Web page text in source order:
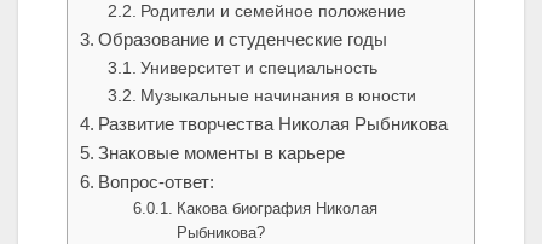
Родители и семейное положение
Образование и студенческие годы
Университет и специальность
Музыкальные начинания в юности
Развитие творчества Николая Рыбникова
Знаковые моменты в карьере
Вопрос-ответ:
Какова биография Николая
Рыбникова?